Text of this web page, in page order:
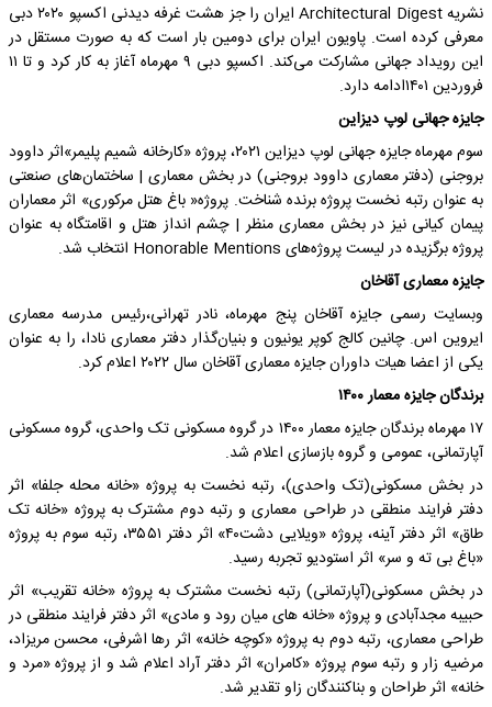
نشریه Architectural Digest ایران را جز هشت غرفه دیدنی اکسپو ۲۰۲۰ دبی
معرفی کرده است. پاویون ایران برای دومین بار است که به‌ صورت مستقل در
این رویداد جهانی مشارکت می‌کند. اکسپو دبی ۹ مهرماه آغاز به کار کرد و تا ۱۱
فروردین ۱۴۰۱ادامه دارد.
جایزه جهانی لوپ دیزاین
سوم مهرماه جایزه جهانی لوپ دیزاین ۲۰۲۱، پروژه «کارخانه شمیم پلیمر»اثر داوود
بروجنی (دفتر معماری داوود بروجنی) در بخش معماری | ساختمان‌های صنعتی
به عنوان رتبه نخست پروژه برنده شناخت. پروژه« باغ هتل مرکوری» اثر معماران
پیمان کیانی نیز در بخش ‎معماری منظر | چشم انداز هتل و اقامتگاه به عنوان
پروژه برگزیده در لیست پروژه‌های Honorable Mentions انتخاب شد.
جایزه معماری آقاخان
وبسایت رسمی جایزه آقاخان پنج مهرماه، نادر تهرانی،رئیس مدرسه معماری
ایروین اس. چانین کالج کوپر یونیون و بنیان‌گذار دفتر معماری نادا، را به عنوان
یکی از اعضا هیات داوران جایزه معماری آقاخان سال ۲۰۲۲ اعلام کرد.
برندگان جایزه معمار ۱۴۰۰
۱۷ مهرماه برندگان جایزه معمار ۱۴۰۰ در گروه مسکونی تک‌ واحدی، گروه مسکونی
آپارتمانی، عمومی و گروه بازسازی اعلام شد.
در بخش مسکونی(تک واحدی)، رتبه نخست به پروژه «خانه محله جلفا» اثر
دفتر فرایند منطقی در طراحی معماری و رتبه دوم مشترک به پروژه «خانه تک
طاق» اثر دفتر آینه، پروژه «ویلایی دشت۴۰» اثر دفتر ۳۵۵۱، رتبه سوم به پروژه
«باغ بی ته و سر» اثر استودیو تجربه رسید.
در بخش مسکونی(آپارتمانی) رتبه نخست مشترک به پروژه «خانه تقریب» اثر
حبیبه مجدآبادی و پروژه «خانه های میان رود و مادی» اثر دفتر فرایند منطقی در
طراحی معماری، رتبه دوم به پروژه «کوچه خانه» اثر رها اشرفی، محسن مریزاد،
مرضیه زار و رتبه سوم پروژه «کامران» اثر دفتر آراد اعلام شد و از پروژه «مرد و
خانه» اثر طراحان و بناکنندگان زاو تقدیر شد.